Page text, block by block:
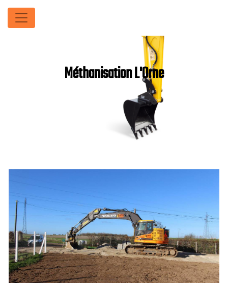
Panneau de gestion des cookies
Méthanisation L'Orne